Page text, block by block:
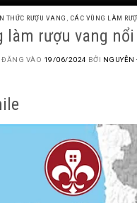
THỨC RƯỢU VANG CÁC VÙNG LÀM
làm rượu vang
ĐĂNG VÀO 19/06/2024 BỞI NGUYỄN